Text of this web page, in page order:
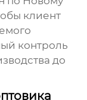
клиент
контроль
до